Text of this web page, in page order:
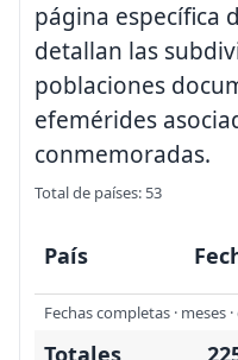
página específica
detallan las
poblaciones
efemérides
conmemoradas.
Total de países: 53
País
Fechas completas · meses
Totales